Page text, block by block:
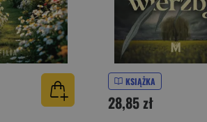
KSIĄŻKA
28,85 zł